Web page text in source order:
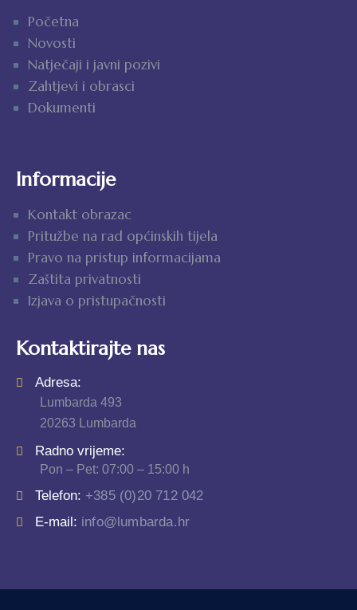
Početna
Novosti
Natječaji i javni pozivi
Zahtjevi i obrasci
Dokumenti
Informacije
Kontakt obrazac
Pritužbe na rad općinskih tijela
Pravo na pristup informacijama
Zaštita privatnosti
Izjava o pristupačnosti
Kontaktirajte nas
Adresa:
Lumbarda 493
20263 Lumbarda
Radno vrijeme:
Pon – Pet: 07:00 – 15:00 h
Telefon: +385 (0)20 712 042
E-mail: info@lumbarda.hr